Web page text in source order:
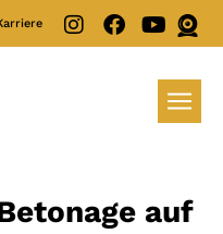
auf